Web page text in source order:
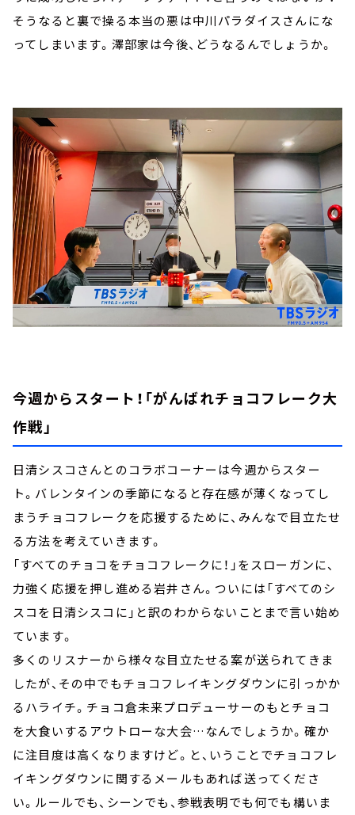
そうなると裏で操る本当の悪は中川パラダイスさんにな
ってしまいます。澤部家は今後、どうなるんでしょうか。
今週からスタート！「がんばれチョコフレーク大
作戦」
日清シスコさんとのコラボコーナーは今週からスター
ト。バレンタインの季節になると存在感が薄くなってし
まうチョコフレークを応援するために、みんなで目立たせ
る方法を考えていきます。
「すべてのチョコをチョコフレークに！」をスローガンに、
力強く応援を押し進める岩井さん。ついには「すべてのシ
スコを日清シスコに」と訳のわからないことまで言い始め
ています。
多くのリスナーから様々な目立たせる案が送られてきま
したが、その中でもチョコフレイキングダウンに引っかか
るハライチ。チョコ倉未来プロデューサーのもとチョコ
を大食いするアウトローな大会…なんでしょうか。確か
に注目度は高くなりますけど。と、いうことでチョコフレ
イキングダウンに関するメールもあれば送ってくださ
い。ルールでも、シーンでも、参戦表明でも何でも構いま